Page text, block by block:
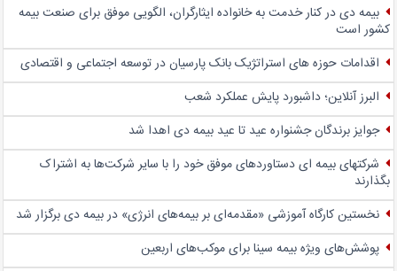
بیمه دی در کنار خدمت به خانواده ایثارگران، الگویی موفق برای صنعت بیمه
کشور است
اقدامات حوزه های استراتژیک بانک پارسیان در توسعه اجتماعی و اقتصادی
البرز آنلاین؛ داشبورد پایش عملکرد شعب
جوایز برندگان جشنواره عید تا عید بیمه دی اهدا شد
شرکتهای بیمه ای دستاوردهای موفق خود را با سایر شرکت‌ها به اشتراک
بگذارند
نخستین کارگاه آموزشی «مقدمه‌ای بر بیمه‌های انرژی» در بیمه دی برگزار شد
پوشش‌های ویژه بیمه سینا برای موکب‌های اربعین